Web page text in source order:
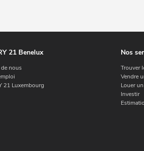
21 Benelux
nous
21 Luxembourg
Nos
Trouver
Vendre
Louer
Investir